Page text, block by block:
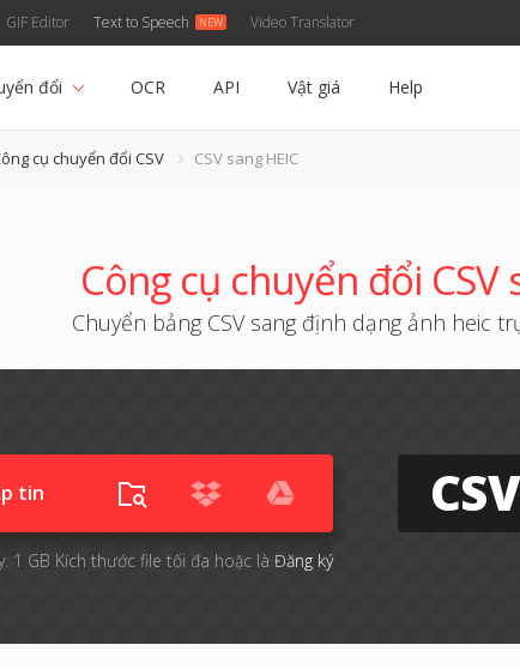
GIF Editor Text to Speech Video Translator
đổi OCR API Vật giá Help
cụ chuyển đổi CSV CSV sang HEIC
Công cụ chuyển đổi CSV
Chuyển bảng CSV sang định dạng ảnh heic
tin
1 GB Kích thước file tối đa hoặc là Đăng ký
CSV